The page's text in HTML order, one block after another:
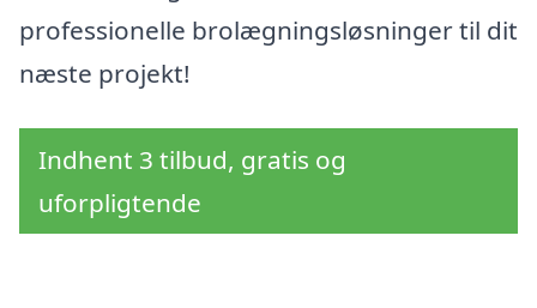
professionelle brolægningsløsninger til dit
næste projekt!
Indhent 3 tilbud, gratis og
uforpligtende